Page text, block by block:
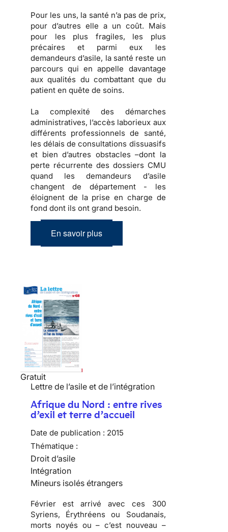
Pour les uns, la santé n’a pas de prix,
pour d’autres elle a un coût. Mais
pour les plus fragiles, les plus
précaires et parmi eux les
demandeurs d’asile, la santé reste un
parcours qui en appelle davantage
aux qualités du combattant que du
patient en quête de soins.
La complexité des démarches
administratives, l’accès laborieux aux
différents professionnels de santé,
les délais de consultations dissuasifs
et bien d’autres obstacles –dont la
perte récurrente des dossiers CMU
quand les demandeurs d’asile
changent de département - les
éloignent de la prise en charge de
fond dont ils ont grand besoin.
En savoir plus
Gratuit
Lettre de l’asile et de l’intégration
Afrique du Nord : entre rives
d’exil et terre d’accueil
Date de publication : 2015
Thématique :
Droit d’asile
Intégration
Mineurs isolés étrangers
Février est arrivé avec ces 300
Syriens, Érythréens ou Soudanais,
morts noyés ou – c’est nouveau –